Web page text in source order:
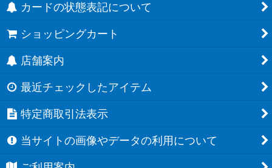
カードの状態表記について
ショッピングカート
店舗案内
最近チェックしたアイテム
特定商取引法表示
当サイトの画像やデータの利用について